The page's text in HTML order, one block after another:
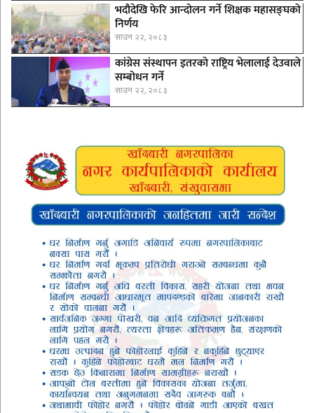
भदौदेखि फेरि आन्दोलन गर्ने शिक्षक महासङ्घको
निर्णय
साउन २२, २०८३
कांग्रेस संस्थापन इतरको राष्ट्रिय भेलालाई देउवाले
सम्बोधन गर्ने
साउन २२, २०८३